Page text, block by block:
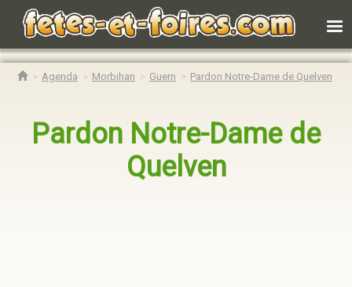
Agenda Morbihan Guern Pardon Notre-Dame de Quelven
Pardon Notre-Dame de
Quelven